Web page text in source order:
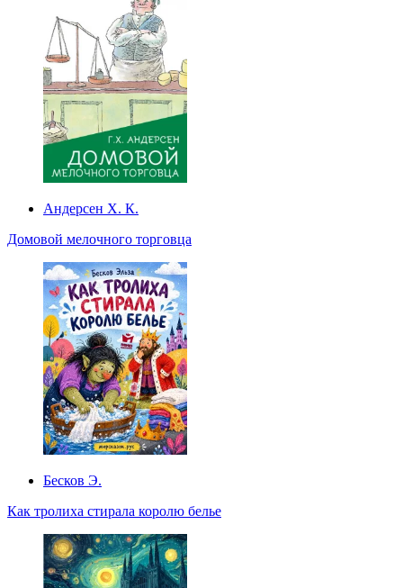
Андерсен Х. К.
Домовой мелочного торговца
Бесков Э.
Как тролиха стирала королю белье